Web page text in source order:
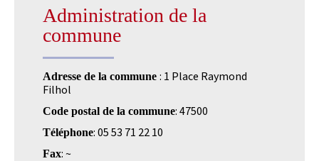
Administration de la
commune
Adresse de la commune : 1 Place Raymond
Filhol
Code postal de la commune: 47500
Téléphone: 05 53 71 22 10
Fax: ~